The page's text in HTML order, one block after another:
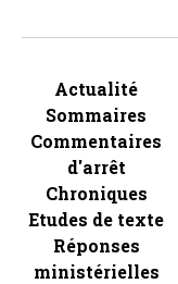
Actualité
Sommaires
Commentaires
d'arrêt
Chroniques
Etudes de texte
Réponses
ministérielles